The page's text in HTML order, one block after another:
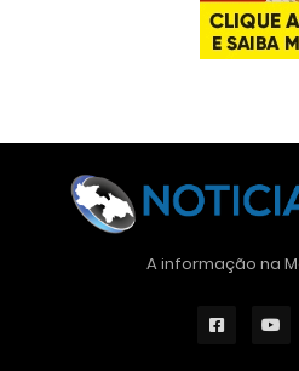
A informação na